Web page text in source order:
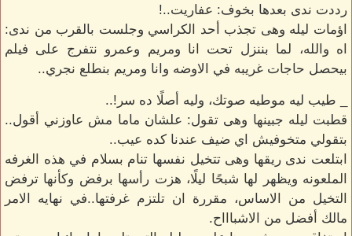
رددت ندى بعدها بخوف: عفاريت..!
اؤمات ليله وهى تجذب أحد الكراسي وجلست بالقرب من ندى:
اه والله، لما بننزل تحت انا ومريم وعمرو نتفرج على فيلم
بيحصل حاجات غريبه في الاوضه وانا ومريم بنطلع نجري..
_ طيب ليه موطيه صوتك، وليه أصلًا ده سر!..
قطبت ليله جبينها وهى تقول: علشان ماما مش عاوزني أقول..
بتقولي متخوفيش اي ضيف عندنا كده عيب..
ابتلعت ندى ريقها وهى تتخيل نفسها تنام بسلام في هذه الغرفه
الملعونه ويظهر لها شبحًا ليلًا، هزت رأسها برفض وكأنها ترفض
التخيل من الاساس، مقررة ان تلتزم غرفتها..في نهايه الامر
مالك أفضل من الاشباااح.